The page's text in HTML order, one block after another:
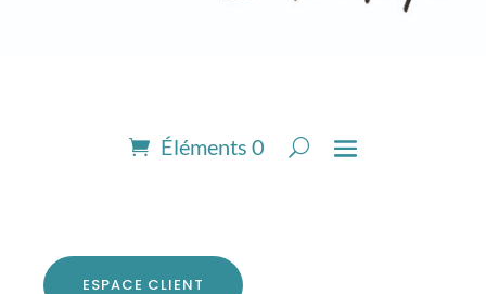
Éléments 0
ESPACE CLIENT